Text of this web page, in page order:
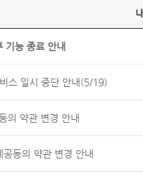
기능 종료 안내
스 일시 중단 안내(5/19)
의 약관 변경 안내
제공동의 약관 변경 안내